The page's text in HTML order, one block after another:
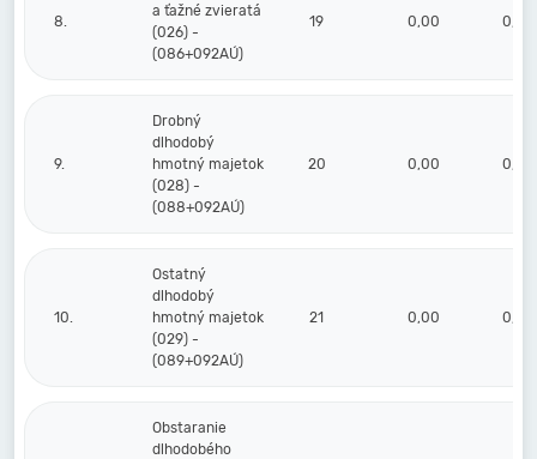
8.
a ťažné zvieratá
(026) -
(086+092AÚ)
19 0,00 0,00
9.
Drobný
dlhodobý
hmotný majetok
(028) -
(088+092AÚ)
20 0,00 0,00
10.
Ostatný
dlhodobý
hmotný majetok
(029) -
(089+092AÚ)
21 0,00 0,00
Obstaranie
dlhodobého